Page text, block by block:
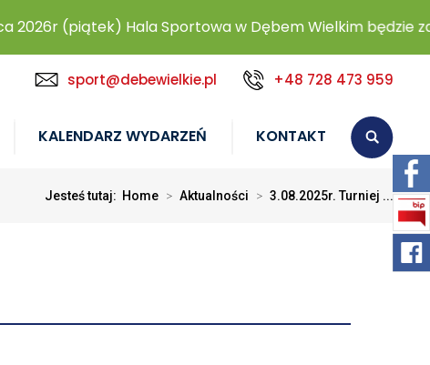
(piątek) Hala Sportowa w Dębem Wielkim będzie
sport@debewielkie.pl +48 728 473 959
KALENDARZ WYDARZEŃ KONTAKT
Jesteś tutaj: Home > Aktualności > 3.08.2025r. Turniej ...